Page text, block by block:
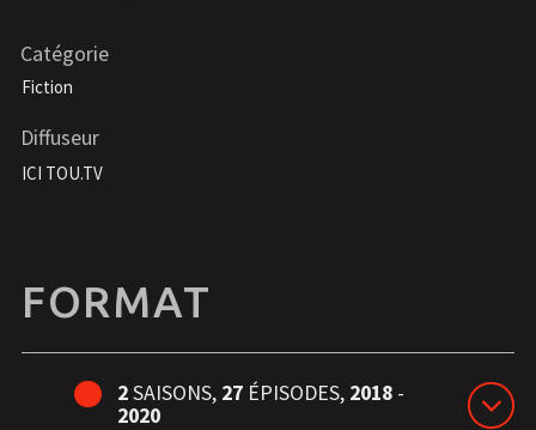
Catégorie
Fiction
Diffuseur
ICI TOU.TV
FORMAT
2SAISONS, 27 ÉPISODES, 2018-
2020